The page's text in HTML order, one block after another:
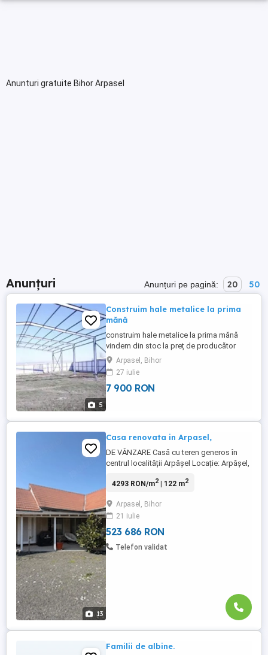
Anunturi gratuite Bihor Arpasel
Anunțuri Anunțuri pe pagină: 20 50
5
Construim hale metalice la prima
mănă
construim hale metalice la prima mănă
vindem din stoc la preț de producător
avem câteva dimensiuni pe stoc opt cu 14
cu patru la streașină 10 cu 25 cu patru la
streașină șapte cu 18 cu patru la streașină
Mai multe detalii la număr de telefon
Arpasel, Bihor
27 iulie
7 900 RON
13
Casa renovata in Arpasel,
DE VÂNZARE Casă cu teren generos în
centrul localității Arpășel Locație: Arpășel,
liniștită și ușor accesibilă. Proprietatea
casă de vacanță sau investiție! Detalii
proprietate: Teren: 1304 mp spațiu ...
4293 RON/m2| 122 m2
Arpasel, Bihor
21 iulie
523 686 RON
Telefon validat
Familii de albine.